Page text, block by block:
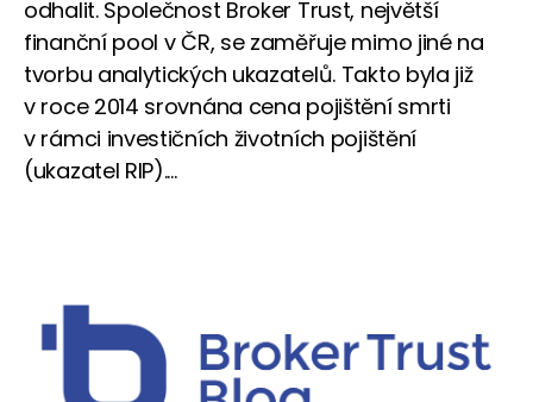
odhalit. Společnost Broker Trust, největší
finanční pool v ČR, se zaměřuje mimo jiné na
tvorbu analytických ukazatelů. Takto byla již
v roce 2014 srovnána cena pojištění smrti
v rámci investičních životních pojištění
(ukazatel RIP)....